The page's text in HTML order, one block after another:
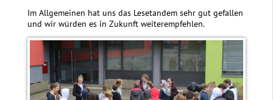
Im Allgemeinen hat uns das Lesetandem sehr gut gefallen
und wir würden es in Zukunft weiterempfehlen.